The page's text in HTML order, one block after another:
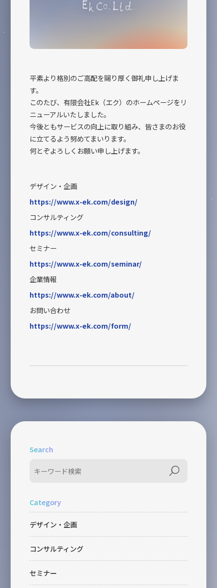
平素より格別のご高配を賜り厚く御礼申し上げま
す。
このたび、有限会社Ek（エク）のホームページをリ
ニューアルいたしました。
今後ともサービスの向上に取り組み、皆さまのお役
に立てるよう努めてまいります。
何とぞよろしくお願い申し上げます。
デザイン・企画
https://www.x-ek.com/design/
コンサルティング
https://www.x-ek.com/consulting/
セミナー
https://www.x-ek.com/seminar/
企業情報
https://www.x-ek.com/about/
お問い合わせ
https://www.x-ek.com/form/
Search
Category
デザイン・企画
コンサルティング
セミナー